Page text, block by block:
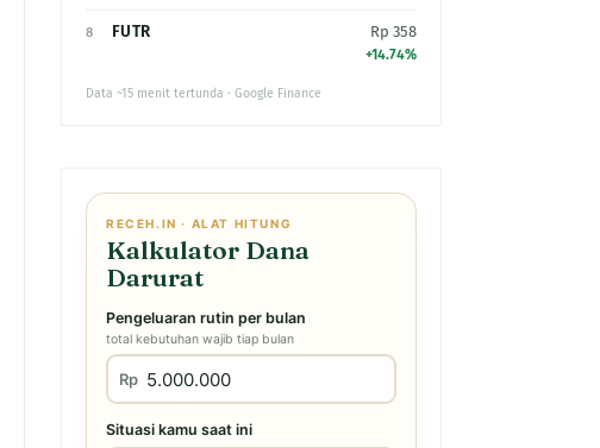
8 FUTR Rp 358
+14.74%
Data ~15 menit tertunda · Google Finance
RECEH.IN · ALAT HITUNG
Kalkulator Dana
Darurat
Pengeluaran rutin per bulan
total kebutuhan wajib tiap bulan
Rp
Situasi kamu saat ini